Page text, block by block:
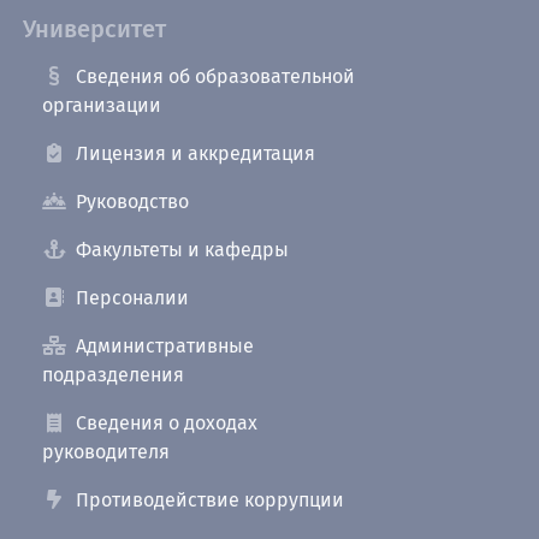
Университет
Сведения об образовательной
организации
Лицензия и аккредитация
Руководство
Факультеты и кафедры
Персоналии
Административные
подразделения
Сведения о доходах
руководителя
Противодействие коррупции